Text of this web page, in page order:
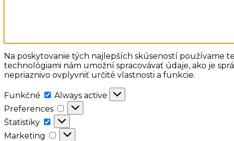
Na poskytovanie tých najlepších skúseností používame
technológiami nám umožní spracovávať údaje, ako je
nepriaznivo ovplyvniť určité vlastnosti a funkcie.
Funkčné Funkčné
Always active
Preferences
Preferences
Štatistiky
Štatistiky
Marketing
Marketing